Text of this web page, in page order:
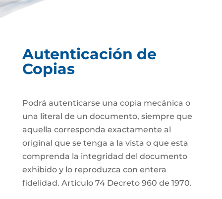
Autenticación de
Copias
Podrá autenticarse una copia mecánica o
una literal de un documento, siempre que
aquella corresponda exactamente al
original que se tenga a la vista o que esta
comprenda la integridad del documento
exhibido y lo reproduzca con entera
fidelidad. Artículo 74 Decreto 960 de 1970.